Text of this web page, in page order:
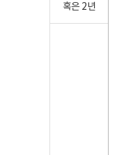
혹은 2년